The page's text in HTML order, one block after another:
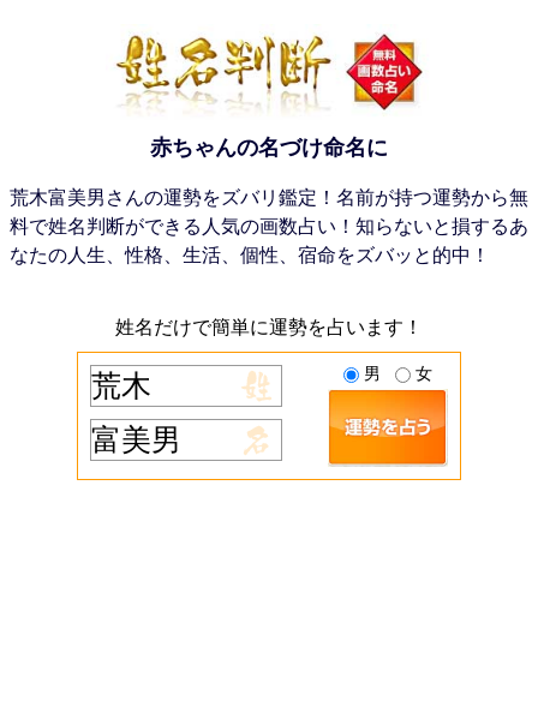
赤ちゃんの名づけ命名に
荒木富美男さんの運勢をズバリ鑑定！名前が持つ運勢から無
料で姓名判断ができる人気の画数占い！知らないと損するあ
なたの人生、性格、生活、個性、宿命をズバッと的中！
姓名だけで簡単に運勢を占います！
男 女